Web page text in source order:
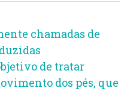
chamadas de
de tratar
dos pés, que